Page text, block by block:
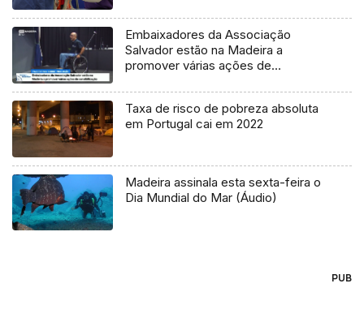
Embaixadores da Associação
Salvador estão na Madeira a
promover várias ações de
Taxa de risco de pobreza absoluta
em Portugal cai em 2022
Madeira assinala esta sexta-feira o
Dia Mundial do Mar (Áudio)
PUB